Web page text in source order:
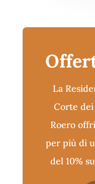
La
Corte
Roero
per più di
del 10%